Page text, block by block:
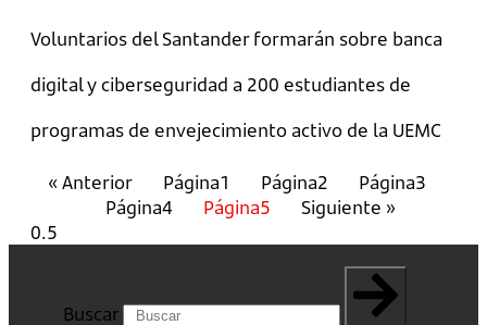
Voluntarios del Santander formarán sobre banca
digital y ciberseguridad a 200 estudiantes de
programas de envejecimiento activo de la UEMC
« Anterior Página1 Página2 Página3
Página4 Página5 Siguiente »
Buscar